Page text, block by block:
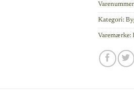
Kategori:
Varemærke: